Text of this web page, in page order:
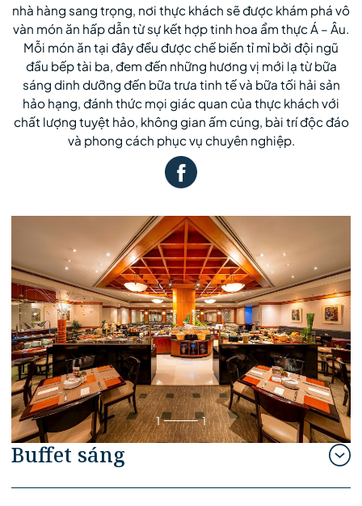
nhà hàng sang trọng, nơi thực khách sẽ được khám phá vô
vàn món ăn hấp dẫn từ sự kết hợp tinh hoa ẩm thực Á – Âu.
Mỗi món ăn tại đây đều được chế biến tỉ mỉ bởi đội ngũ
đầu bếp tài ba, đem đến những hương vị mới lạ từ bữa
sáng dinh dưỡng đến bữa trưa tinh tế và bữa tối hải sản
hảo hạng, đánh thức mọi giác quan của thực khách với
chất lượng tuyệt hảo, không gian ấm cúng, bài trí độc đáo
và phong cách phục vụ chuyên nghiệp.
Buffet sáng
1 1